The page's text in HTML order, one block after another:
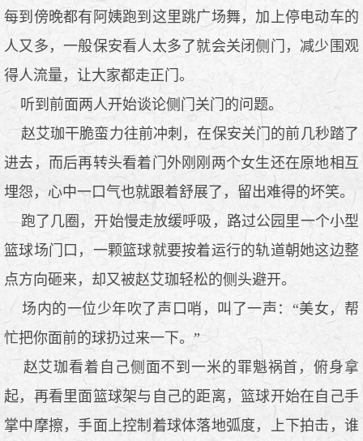
每到傍晚都有阿姨跑到这里跳广场舞，加上停电动车的
人又多，一般保安看人太多了就会关闭侧门，减少围观
得人流量，让大家都走正门。
听到前面两人开始谈论侧门关门的问题。
赵艾珈干脆蛮力往前冲刺，在保安关门的前几秒踏了
进去，而后再转头看着门外刚刚两个女生还在原地相互
埋怨，心中一口气也就跟着舒展了，留出难得的坏笑。
跑了几圈，开始慢走放缓呼吸，路过公园里一个小型
篮球场门口，一颗篮球就要按着运行的轨道朝她这边整
点方向砸来，却又被赵艾珈轻松的侧头避开。
场内的一位少年吹了声口哨，叫了一声：“美女，帮
忙把你面前的球扔过来一下。”
赵艾珈看着自己侧面不到一米的罪魁祸首，俯身拿
起，再看里面篮球架与自己的距离，篮球开始在自己手
掌中摩擦，手面上控制着球体落地弧度，上下拍击，谁